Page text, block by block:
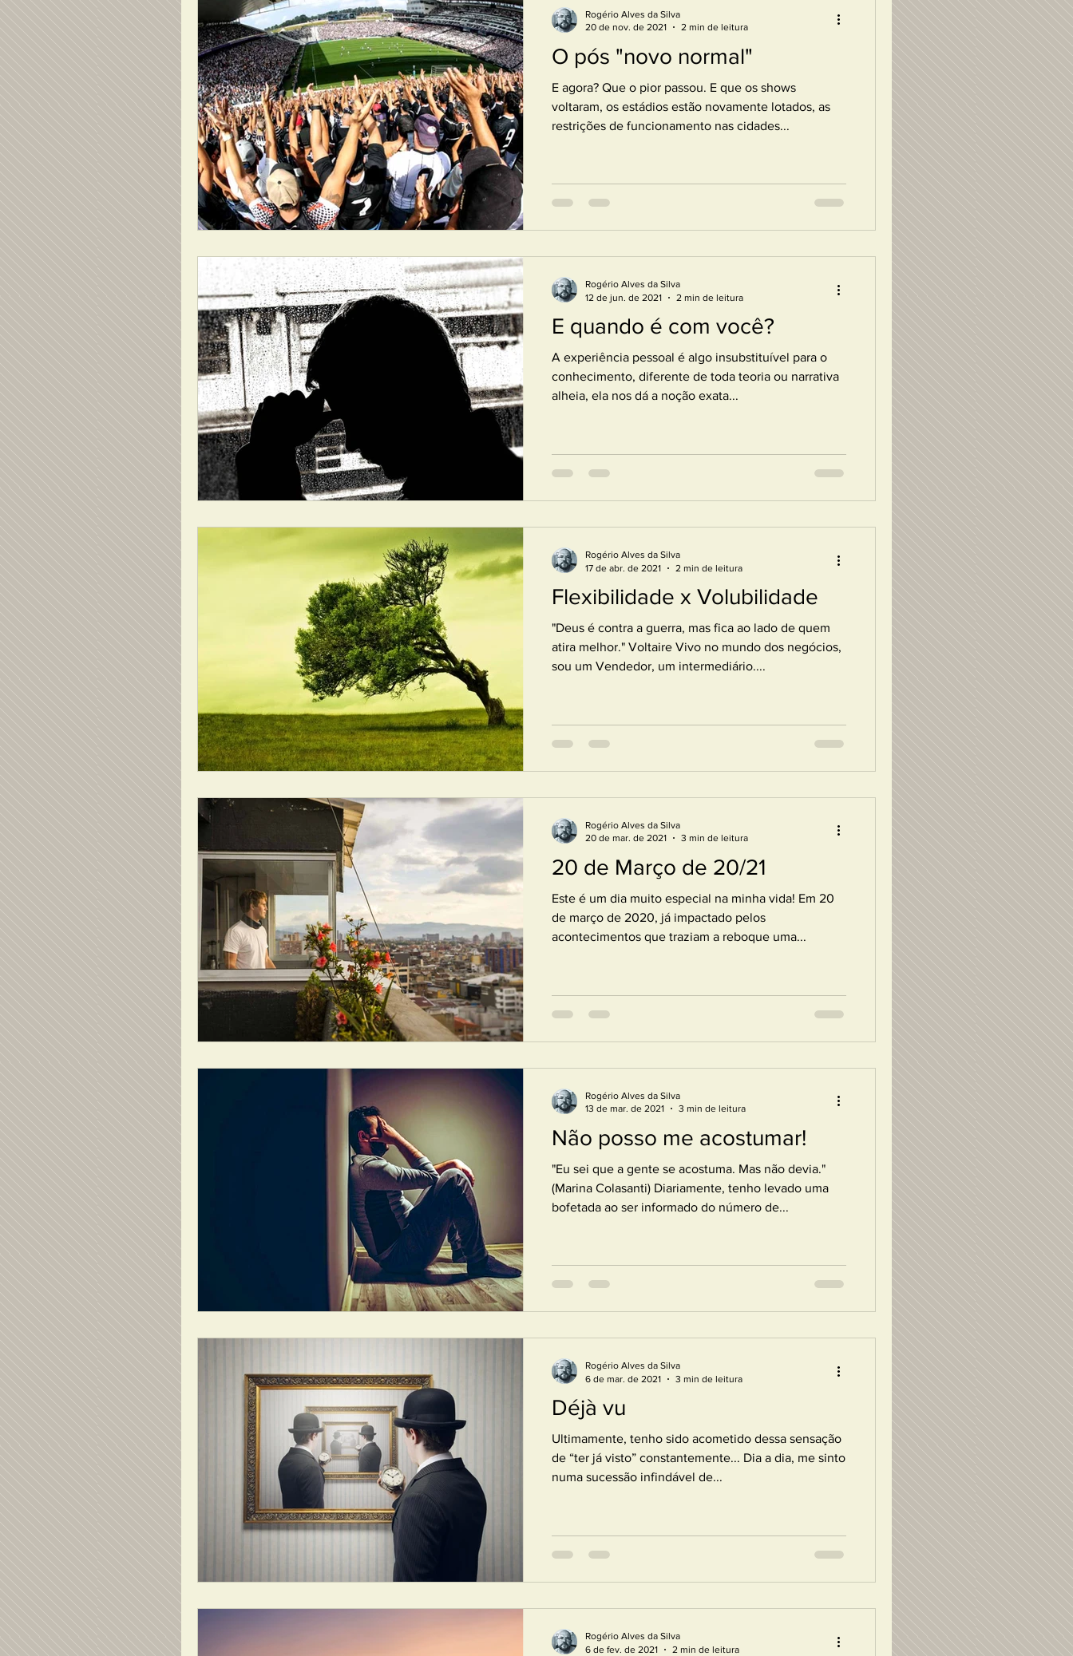
O pós "novo normal"
E agora? Que o pior passou. E que os shows
voltaram, os estádios estão novamente lotados, as
restrições de funcionamento nas cidades...
Rogério Alves da Silva
20 de nov. de 2021
2 min de leitura
E quando é com você?
A experiência pessoal é algo insubstituível para o
conhecimento, diferente de toda teoria ou narrativa
alheia, ela nos dá a noção exata...
Rogério Alves da Silva
12 de jun. de 2021
2 min de leitura
Flexibilidade x Volubilidade
"Deus é contra a guerra, mas fica ao lado de quem
atira melhor." Voltaire Vivo no mundo dos negócios,
sou um Vendedor, um intermediário....
Rogério Alves da Silva
17 de abr. de 2021
2 min de leitura
20 de Março de 20/21
Este é um dia muito especial na minha vida! Em 20
de março de 2020, já impactado pelos
acontecimentos que traziam a reboque uma...
Rogério Alves da Silva
20 de mar. de 2021
3 min de leitura
Não posso me acostumar!
"Eu sei que a gente se acostuma. Mas não devia."
(Marina Colasanti) Diariamente, tenho levado uma
bofetada ao ser informado do número de...
Rogério Alves da Silva
13 de mar. de 2021
3 min de leitura
Déjà vu
Ultimamente, tenho sido acometido dessa sensação
de “ter já visto” constantemente... Dia a dia, me sinto
numa sucessão infindável de...
Rogério Alves da Silva
6 de mar. de 2021
3 min de leitura
Rogério Alves da Silva
6 de fev. de 2021
2 min de leitura